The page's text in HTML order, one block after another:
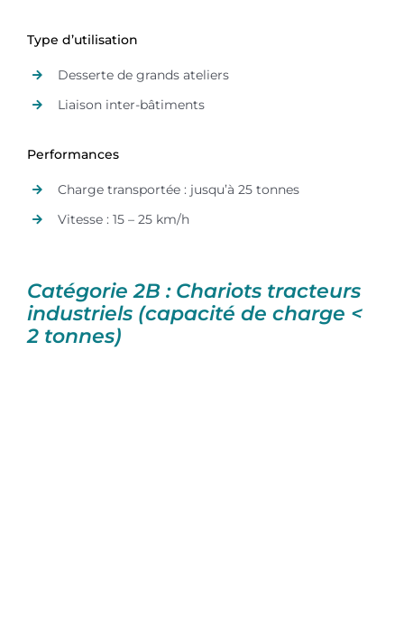
Type d’utilisation
Desserte de grands ateliers
Liaison inter-bâtiments
Performances
Charge transportée : jusqu’à 25 tonnes
Vitesse : 15 – 25 km/h
Catégorie 2B : Chariots tracteurs
industriels (capacité de charge <
2 tonnes)